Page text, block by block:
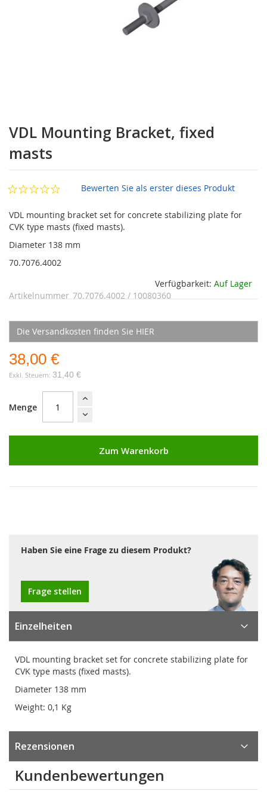
Anfang
der
Bildgalerie
springen
VDL Mounting Bracket, fixed
masts
Bewerten Sie als erster dieses Produkt
VDL mounting bracket set for concrete stabilizing plate for
CVK type masts (fixed masts).
Diameter 138 mm
70.7076.4002
Verfügbarkeit: Auf Lager
Artikelnummer 70.7076.4002 / 10080360
Die Versandkosten finden Sie HIER
38,00 €
31,40 €
Menge
Zum Warenkorb
Haben Sie eine Frage zu diesem Produkt?
Frage stellen
Einzelheiten
VDL mounting bracket set for concrete stabilizing plate for
CVK type masts (fixed masts).
Diameter 138 mm
Weight: 0,1 Kg
Rezensionen
Kundenbewertungen